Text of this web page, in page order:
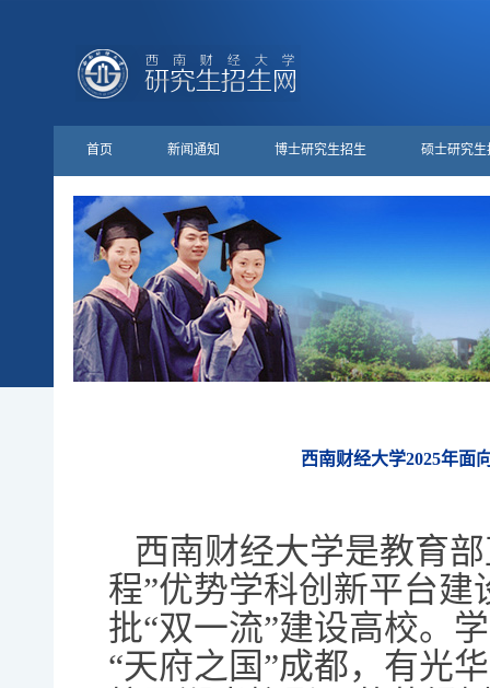
首页 新闻通知 博士研究生招生 硕士研究生
西南财经大学2025年面
西南财经大学是教育
程”优势学科创新平台
批“双一流”建设高校。
“天府之国”成都，有光